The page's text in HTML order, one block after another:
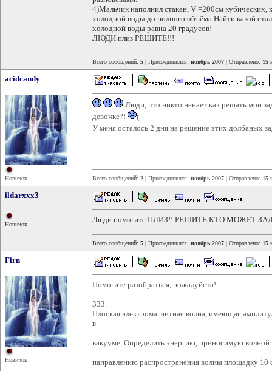
4)Мальчик наполнил стакан, V =200см
холодной воды до полного объёма.Найти какой
холодной воды равна 20 градусов!
ЛЮДИ плиз РЕШИТЕ!!!
Всего сообщений: 5 | Присоединился: ноябрь 2007 | Отправлено: 15
acidcandy
Новичок
Люди, что никто ненает как решать мои
девочке?!
(
У меня осталось 2 дня на решение этих долбаных
Всего сообщений: 2 | Присоединился: ноябрь 2007 | Отправлено: 15
ildarxxx3
Новичок
Люди помогите ПЛИЗ!! РЕШИТЕ КТО МОЖЕТ
Всего сообщений: 5 | Присоединился: ноябрь 2007 | Отправлено: 15
Firn
Новичок
Помогите разобраться, пожалуйста!
333.
Плоская электромагнитная волна, имеющая
в
вакууме. Определить энергию, приносимую волной
направлению распространения волны площадку 10